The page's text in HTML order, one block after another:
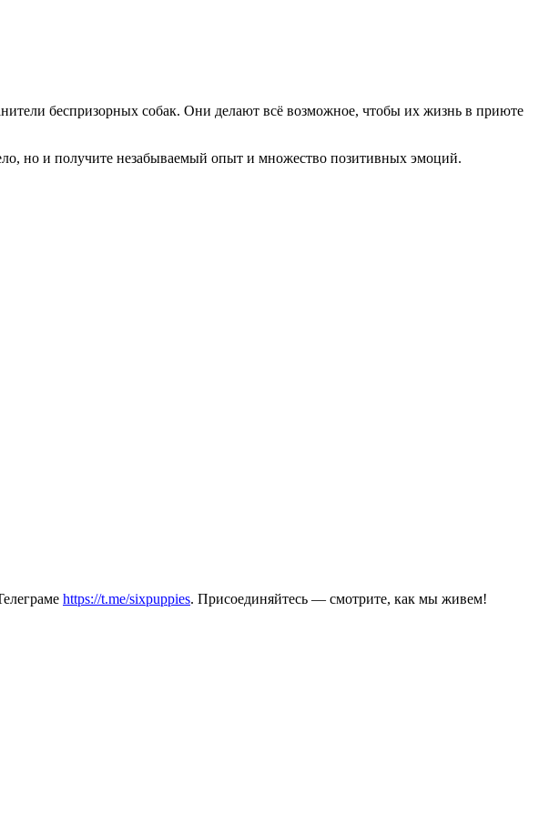
беспризорных собак. Они делают всё возможное, чтобы их жизнь в приюте
но и получите незабываемый опыт и множество позитивных эмоций.
https://t.me/sixpuppies. Присоединяйтесь — смотрите, как мы живем!